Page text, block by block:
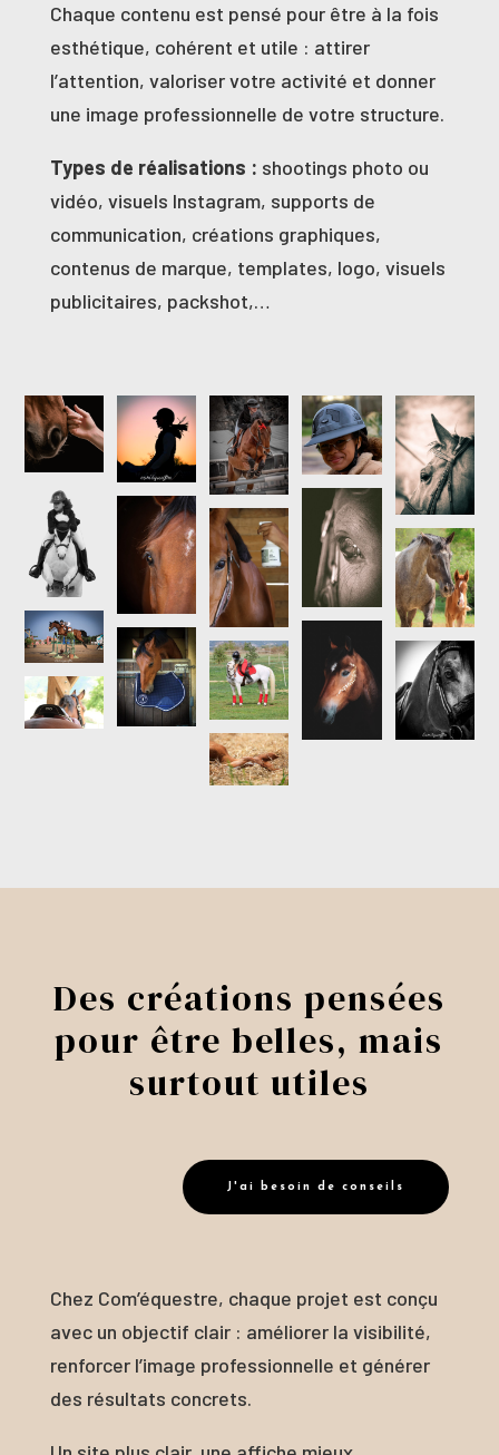
Chaque contenu est pensé pour être à la fois
esthétique, cohérent et utile : attirer
l’attention, valoriser votre activité et donner
une image professionnelle de votre structure.
Types de réalisations : shootings photo ou
vidéo, visuels Instagram, supports de
communication, créations graphiques,
contenus de marque, templates, logo, visuels
publicitaires, packshot,…
Des créations pensées
pour être belles, mais
surtout utiles
J'ai besoin de conseils
Chez Com’équestre, chaque projet est conçu
avec un objectif clair : améliorer la visibilité,
renforcer l’image professionnelle et générer
des résultats concrets.